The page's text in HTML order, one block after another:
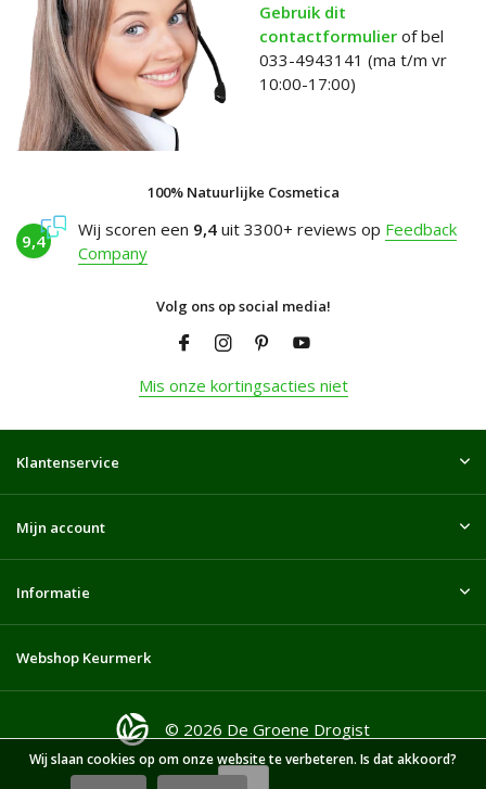
Gebruik dit
contactformulier of bel
033-4943141 (ma t/m vr
10:00-17:00)
100% Natuurlijke Cosmetica
9,4
Wij scoren een 9,4 uit 3300+ reviews op Feedback
Company
Volg ons op social media!
Mis onze kortingsacties niet
Klantenservice
Mijn account
Informatie
Webshop Keurmerk
© 2026 De Groene Drogist
Wij slaan cookies op om onze website te verbeteren. Is dat akkoord?